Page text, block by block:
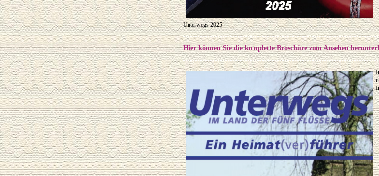
Unterwegs 2025
Hier können Sie die komplette Broschüre zum Ansehen